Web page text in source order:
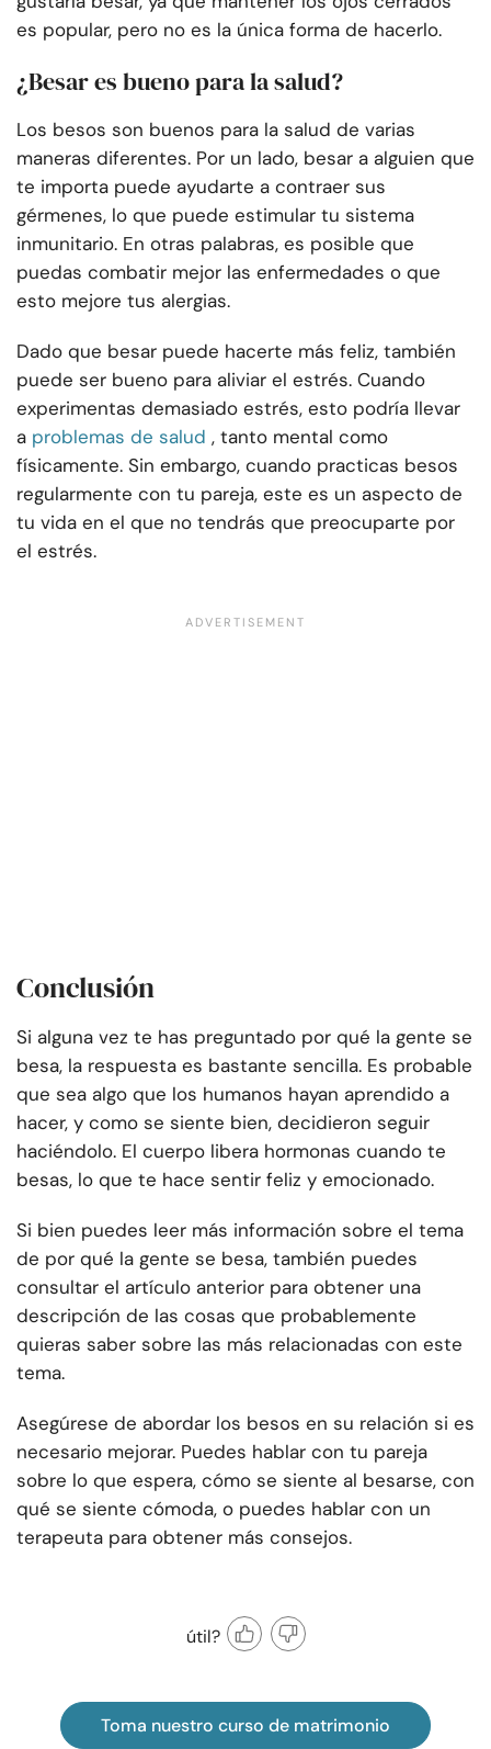
es popular, pero no es la única forma de hacerlo.
¿Besar es bueno para la salud?
Los besos son buenos para la salud de varias
maneras diferentes. Por un lado, besar a alguien que
te importa puede ayudarte a contraer sus
gérmenes, lo que puede estimular tu sistema
inmunitario. En otras palabras, es posible que
puedas combatir mejor las enfermedades o que
esto mejore tus alergias.
Dado que besar puede hacerte más feliz, también
puede ser bueno para aliviar el estrés. Cuando
experimentas demasiado estrés, esto podría llevar
a problemas de salud , tanto mental como
físicamente. Sin embargo, cuando practicas besos
regularmente con tu pareja, este es un aspecto de
tu vida en el que no tendrás que preocuparte por
el estrés.
Conclusión
Si alguna vez te has preguntado por qué la gente se
besa, la respuesta es bastante sencilla. Es probable
que sea algo que los humanos hayan aprendido a
hacer, y como se siente bien, decidieron seguir
haciéndolo. El cuerpo libera hormonas cuando te
besas, lo que te hace sentir feliz y emocionado.
Si bien puedes leer más información sobre el tema
de por qué la gente se besa, también puedes
consultar el artículo anterior para obtener una
descripción de las cosas que probablemente
quieras saber sobre las más relacionadas con este
tema.
Asegúrese de abordar los besos en su relación si es
necesario mejorar. Puedes hablar con tu pareja
sobre lo que espera, cómo se siente al besarse, con
qué se siente cómoda, o puedes hablar con un
terapeuta para obtener más consejos.
útil?
Toma nuestro curso de matrimonio